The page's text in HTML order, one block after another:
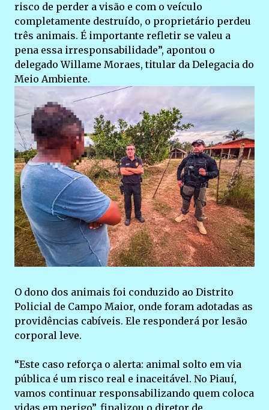
risco de perder a visão e com o veículo
completamente destruído, o proprietário perdeu
três animais. É importante refletir se valeu a
pena essa irresponsabilidade”, apontou o
delegado Willame Moraes, titular da Delegacia do
Meio Ambiente.
O dono dos animais foi conduzido ao Distrito
Policial de Campo Maior, onde foram adotadas as
providências cabíveis. Ele responderá por lesão
corporal leve.
“Este caso reforça o alerta: animal solto em via
pública é um risco real e inaceitável. No Piauí,
vamos continuar responsabilizando quem coloca
vidas em perigo”, finalizou o diretor de